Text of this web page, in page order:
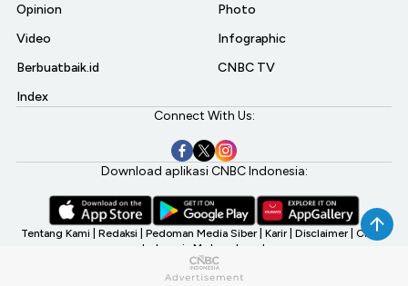
Opinion
Video
Berbuatbaik.id
Index
Photo
Infographic
CNBC TV
Connect With Us:
Download aplikasi CNBC Indonesia:
Tentang Kami Redaksi Pedoman Media Siber Karir Disclaimer CNBC
Indonesia My Investment
©2026 CNBC Indonesia, A Transmedia Company